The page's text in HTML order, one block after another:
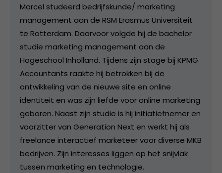
Marcel studeerd bedrijfskunde/ marketing
management aan de RSM Erasmus Universiteit
te Rotterdam. Daarvoor volgde hij de bachelor
studie marketing management aan de
Hogeschool Inholland. Tijdens zijn stage bij KPMG
Accountants raakte hij betrokken bij de
ontwikkeling van de nieuwe site en online
identiteit en was zijn liefde voor online marketing
geboren. Naast zijn studie is hij initiatiefnemer en
voorzitter van Generation Next en werkt hij als
freelance interactief marketeer voor diverse MKB
bedrijven. Zijn interesses liggen op het snijvlak
tussen marketing en technologie.